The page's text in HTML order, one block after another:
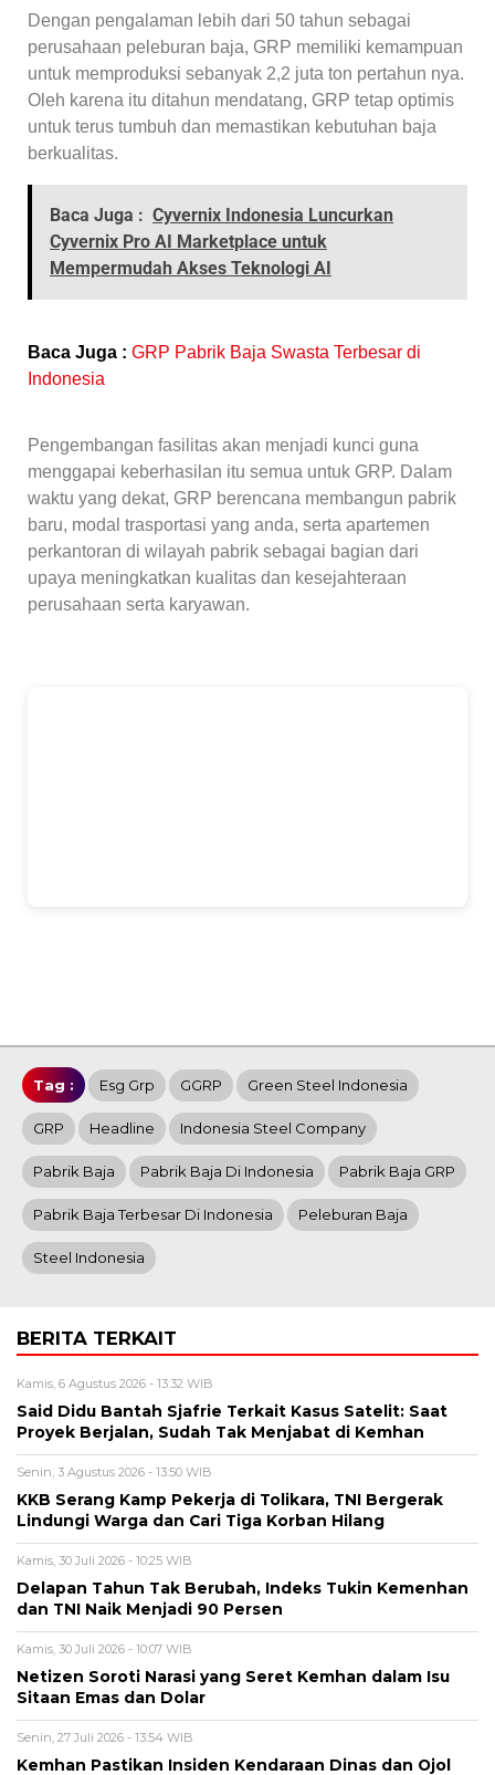
Dengan pengalaman lebih dari 50 tahun sebagai
perusahaan peleburan baja, GRP memiliki kemampuan
untuk memproduksi sebanyak 2,2 juta ton pertahun nya.
Oleh karena itu ditahun mendatang, GRP tetap optimis
untuk terus tumbuh dan memastikan kebutuhan baja
berkualitas.
Baca Juga : Cyvernix Indonesia Luncurkan
Cyvernix Pro AI Marketplace untuk
Mempermudah Akses Teknologi AI
Baca Juga : GRP Pabrik Baja Swasta Terbesar di
Indonesia
Pengembangan fasilitas akan menjadi kunci guna
menggapai keberhasilan itu semua untuk GRP. Dalam
waktu yang dekat, GRP berencana membangun pabrik
baru, modal trasportasi yang anda, serta apartemen
perkantoran di wilayah pabrik sebagai bagian dari
upaya meningkatkan kualitas dan kesejahteraan
perusahaan serta karyawan.
Tag : Esg Grp GGRP Green Steel Indonesia
GRP Headline Indonesia Steel Company
Pabrik Baja Pabrik Baja Di Indonesia Pabrik Baja GRP
Pabrik Baja Terbesar Di Indonesia Peleburan Baja
Steel Indonesia
BERITA TERKAIT
Kamis, 6 Agustus 2026 - 13:32 WIB
Said Didu Bantah Sjafrie Terkait Kasus Satelit: Saat
Proyek Berjalan, Sudah Tak Menjabat di Kemhan
Senin, 3 Agustus 2026 - 13:50 WIB
KKB Serang Kamp Pekerja di Tolikara, TNI Bergerak
Lindungi Warga dan Cari Tiga Korban Hilang
Kamis, 30 Juli 2026 - 10:25 WIB
Delapan Tahun Tak Berubah, Indeks Tukin Kemenhan
dan TNI Naik Menjadi 90 Persen
Kamis, 30 Juli 2026 - 10:07 WIB
Netizen Soroti Narasi yang Seret Kemhan dalam Isu
Sitaan Emas dan Dolar
Senin, 27 Juli 2026 - 13:54 WIB
Kemhan Pastikan Insiden Kendaraan Dinas dan Ojol